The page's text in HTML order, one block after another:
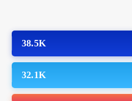
38.5K
32.1K